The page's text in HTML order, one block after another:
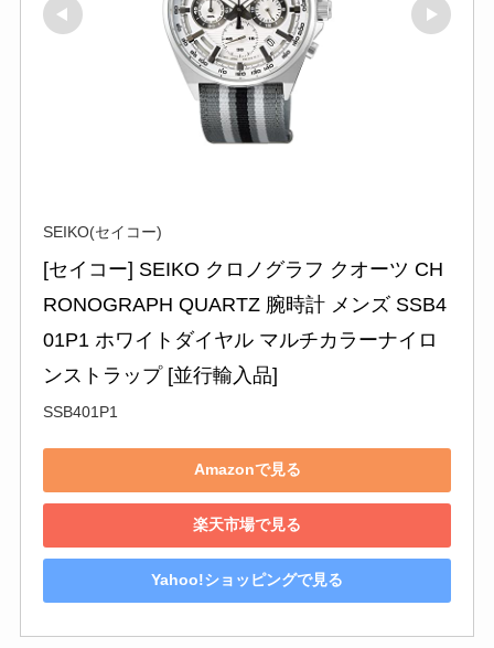
SEIKO(セイコー)
[セイコー] SEIKO クロノグラフ クオーツ CH
RONOGRAPH QUARTZ 腕時計 メンズ SSB4
01P1 ホワイトダイヤル マルチカラーナイロ
ンストラップ [並行輸入品]
SSB401P1
Amazonで見る
楽天市場で見る
Yahoo!ショッピングで見る